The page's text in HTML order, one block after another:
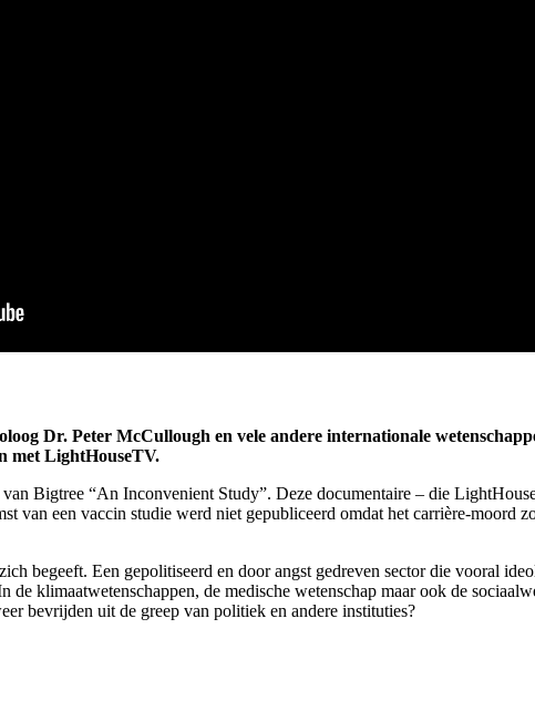
Dr. Peter McCullough en vele andere internationale
met LightHouseTV.
Bigtree “An Inconvenient Study”. Deze documentaire – die
van een vaccin studie werd niet gepubliceerd omdat het carrière-moord
begeeft. Een gepolitiseerd en door angst gedreven sector die vooral
de klimaatwetenschappen, de medische wetenschap maar ook de
bevrijden uit de greep van politiek en andere instituties?